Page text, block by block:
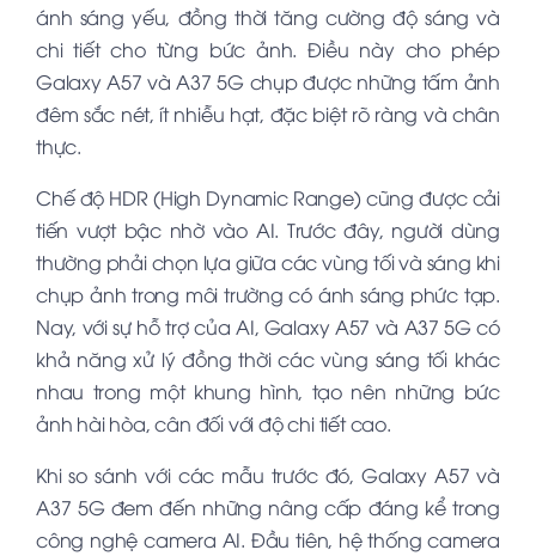
ánh sáng yếu, đồng thời tăng cường độ sáng và
chi tiết cho từng bức ảnh. Điều này cho phép
Galaxy A57 và A37 5G chụp được những tấm ảnh
đêm sắc nét, ít nhiễu hạt, đặc biệt rõ ràng và chân
thực.
Chế độ HDR (High Dynamic Range) cũng được cải
tiến vượt bậc nhờ vào AI. Trước đây, người dùng
thường phải chọn lựa giữa các vùng tối và sáng khi
chụp ảnh trong môi trường có ánh sáng phức tạp.
Nay, với sự hỗ trợ của AI, Galaxy A57 và A37 5G có
khả năng xử lý đồng thời các vùng sáng tối khác
nhau trong một khung hình, tạo nên những bức
ảnh hài hòa, cân đối với độ chi tiết cao.
Khi so sánh với các mẫu trước đó, Galaxy A57 và
A37 5G đem đến những nâng cấp đáng kể trong
công nghệ camera AI. Đầu tiên, hệ thống camera